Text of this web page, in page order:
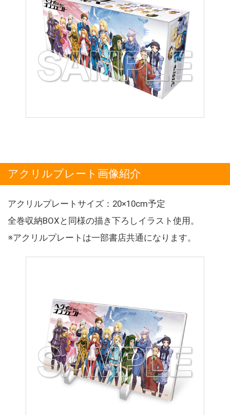
アクリルプレート画像紹介
アクリルプレートサイズ：20×10cm予定
全巻収納BOXと同様の描き下ろしイラスト使用。
※アクリルプレートは一部書店共通になります。